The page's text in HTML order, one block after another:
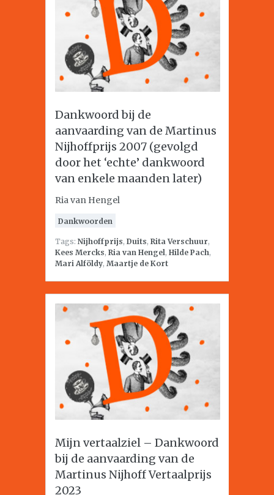
Dankwoord bij de
aanvaarding van de Martinus
Nijhoffprijs 2007 (gevolgd
door het ‘echte’ dankwoord
van enkele maanden later)
Ria van Hengel
Dankwoorden
Tags: Nijhoffprijs, Duits, Rita Verschuur,
Kees Mercks, Ria van Hengel, Hilde Pach,
Mari Alföldy, Maartje de Kort
Mijn vertaalziel – Dankwoord
bij de aanvaarding van de
Martinus Nijhoff Vertaalprijs
2023